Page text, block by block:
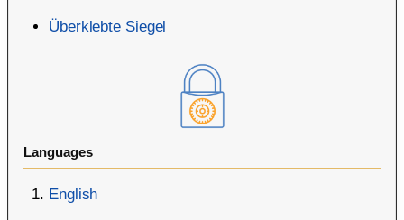
Überklebte Siegel
Languages
English